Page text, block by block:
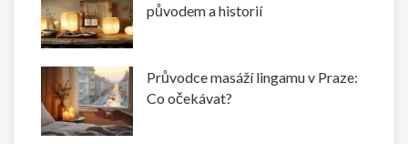
původem a historií
Průvodce masáží lingamu v Praze:
Co očekávat?